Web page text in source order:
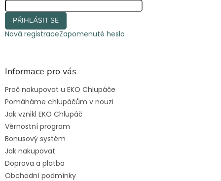
PŘIHLÁSIT SE
Nová registraceZapomenuté heslo
Informace pro vás
Proč nakupovat u EKO Chlupáče
Pomáháme chlupáčům v nouzi
Jak vznikl EKO Chlupáč
Věrnostní program
Bonusový systém
Jak nakupovat
Doprava a platba
Obchodní podmínky